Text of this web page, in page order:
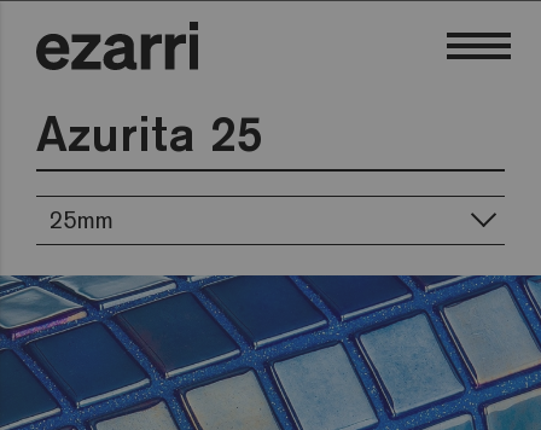
Azurita 25
25mm